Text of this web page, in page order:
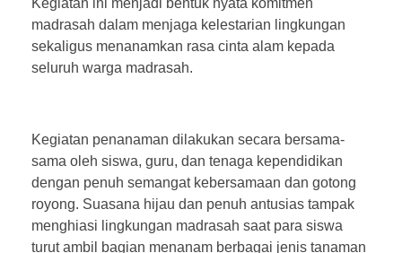
Kegiatan ini menjadi bentuk nyata komitmen
madrasah dalam menjaga kelestarian lingkungan
sekaligus menanamkan rasa cinta alam kepada
seluruh warga madrasah.
Kegiatan penanaman dilakukan secara bersama-
sama oleh siswa, guru, dan tenaga kependidikan
dengan penuh semangat kebersamaan dan gotong
royong. Suasana hijau dan penuh antusias tampak
menghiasi lingkungan madrasah saat para siswa
turut ambil bagian menanam berbagai jenis tanaman